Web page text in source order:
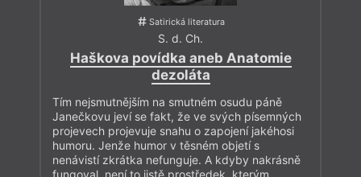
Satirická literatura
S. d. Ch.
Haškova povídka aneb Anatomie
dezoláta
Tím nejsmutnějším na smutném osudu páně
Janečkovu jeví se fakt, že ve svých písemných
projevech projevuje snahu o zapojení jakéhosi
humoru. Jenže humor v těsném objetí s
nenávistí zkrátka nefunguje. A kdyby nakrásně
fungoval, není to jistě prostředek, kterým